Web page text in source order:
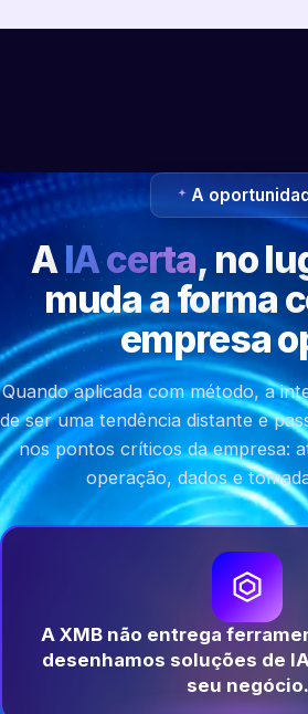
A
AIA certa, no
muda a forma
empresa
Quando aplicada com método, a
de ser uma tendência distante e
nos pontos críticos da empresa:
operação, dados e
A XMB não entrega
desenhamos soluções de
seu negócio.